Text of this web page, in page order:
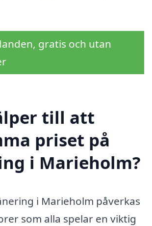
gratis och utan
till att
priset på
i Marieholm?
i Marieholm påverkas
som alla spelar en viktig